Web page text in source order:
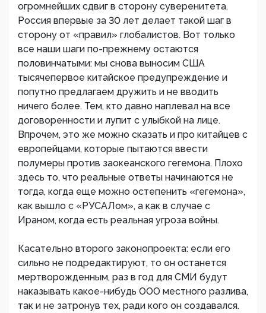
огромнейших сдвиг в сторону суверенитета.
Россия впервые за 30 лет делает такой шаг в
сторону от «правил» глобалистов. Вот только
все наши шаги по-прежнему остаются
половинчатыми: мы снова выносим США
тысячепервое китайское предупреждение и
попутно предлагаем дружить и не вводить
ничего более. Тем, кто давно наплевал на все
договоренности и лупит с улыбкой на лице.
Впрочем, это же можно сказать и про китайцев с
европейцами, которые пытаются ввести
полумеры против заокеанского гегемона. Плохо
здесь то, что реальные ответы начинаются не
тогда, когда еще можно остепенить «гегемона»,
как вышло с «РУСАЛом», а как в случае с
Ираном, когда есть реальная угроза войны.
Касательно второго законопроекта: если его
сильно не подредактируют, то он останется
мертворожденным, раз в год для СМИ будут
наказывать какое-нибудь ООО местного разлива,
так и не затронув тех, ради кого он создавался.